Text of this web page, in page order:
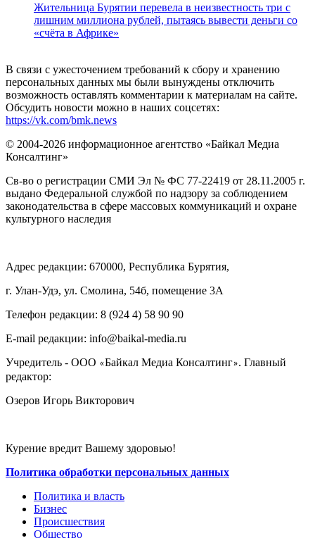
Жительница Бурятии перевела в неизвестность три с
лишним миллиона рублей, пытаясь вывести деньги со
«счёта в Африке»
В связи с ужесточением требований к сбору и хранению
персональных данных мы были вынуждены отключить
возможность оставлять комментарии к материалам на сайте.
Обсудить новости можно в наших соцсетях:
https://vk.com/bmk.news
© 2004-2026 информационное агентство «Байкал Медиа
Консалтинг»
Св-во о регистрации СМИ Эл № ФС 77-22419 от 28.11.2005 г.
выдано Федеральной службой по надзору за соблюдением
законодательства в сфере массовых коммуникаций и охране
культурного наследия
Адрес редакции: 670000, Республика Бурятия,
г. Улан-Удэ, ул. Смолина, 54б, помещение 3А
Телефон редакции: ‎‎8 (924 4) 58 90 90
E-mail редакции: info@baikal-media.ru
Учредитель - ООО «Байкал Медиа Консалтинг». Главный
редактор:
Озеров Игорь Викторович
Курение вредит Вашему здоровью!
Политика обработки персональных данных
Политика и власть
Бизнес
Происшествия
Общество